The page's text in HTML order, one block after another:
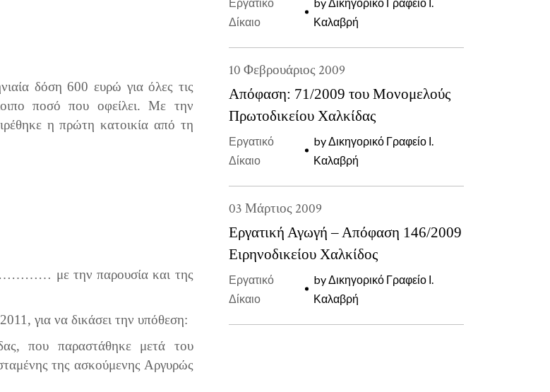
δόση 600 ευρώ για όλες τις
ποσό που οφείλει. Με την
η πρώτη κατοικία από τη
με την παρουσία και της
για να δικάσει την υπόθεση:
που παραστάθηκε μετά του
της ασκούμενης Αργυρώς
Δίκαιο
Καλαβρή
10 Φεβρουάριος 2009
Απόφαση: 71/2009 του Μονομελούς
Πρωτοδικείου Χαλκίδας
Εργατικό
Δίκαιο
byΔικηγορικό Γραφείο Ι.
Καλαβρή
03 Μάρτιος 2009
Εργατική Αγωγή – Απόφαση 146/2009
Ειρηνοδικείου Χαλκίδος
Εργατικό
Δίκαιο
byΔικηγορικό Γραφείο Ι.
Καλαβρή